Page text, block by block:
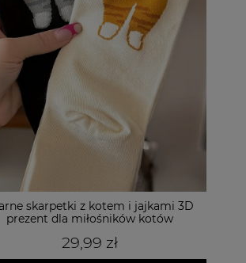
z podstawką z ceramicznym
kotkiem w środku
79,99 zł